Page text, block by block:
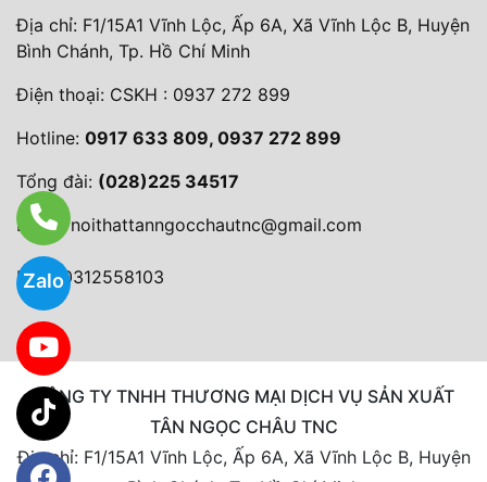
Zalo
Địa chỉ: F1/15A1 Vĩnh Lộc, Ấp 6A, Xã Vĩnh Lộc B, Huyện
Bình Chánh, Tp. Hồ Chí Minh
Điện thoại: CSKH : 0937 272 899
Hotline: 0917 633 809, 0937 272 899
Tổng đài: (028)225 34517
Email:noithattanngocchautnc@gmail.com
MST: 0312558103
CÔNG TY TNHH THƯƠNG MẠI DỊCH VỤ SẢN XUẤT
TÂN NGỌC CHÂU TNC
Địa chỉ: F1/15A1 Vĩnh Lộc, Ấp 6A, Xã Vĩnh Lộc B, Huyện